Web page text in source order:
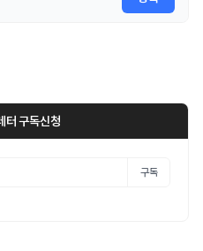
터 구독신청
구독